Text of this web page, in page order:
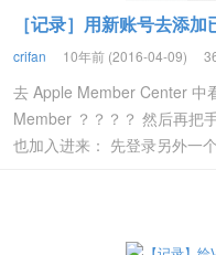
［记录］用新账号去添
crifan 10年前 (2016-04-09)
去 Apple Member Center 中
Member ？？？？ 然后再把
也加入进来： 先登录另外一